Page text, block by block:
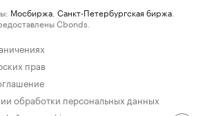
Мосбиржа Санкт-Петербургская биржа
Cbonds.
прав
обработки персональных данных